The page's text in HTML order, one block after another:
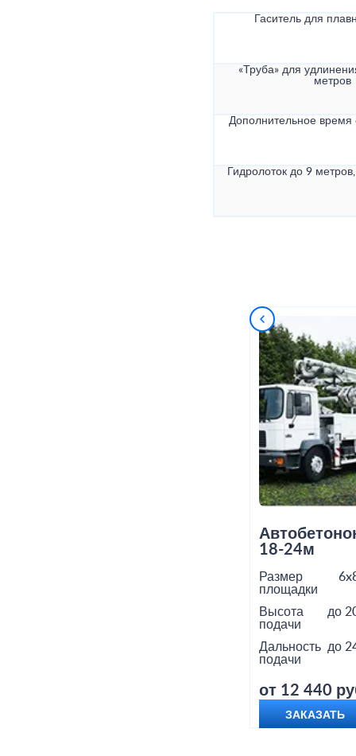
Гаситель для
«Труба» для
метров
Дополнительное
Гидролоток до 9
18-24м
Размер
площадки
Высота
подачи
до
Дальность
подачи
до
от 12 440
ЗАКАЗАТЬ